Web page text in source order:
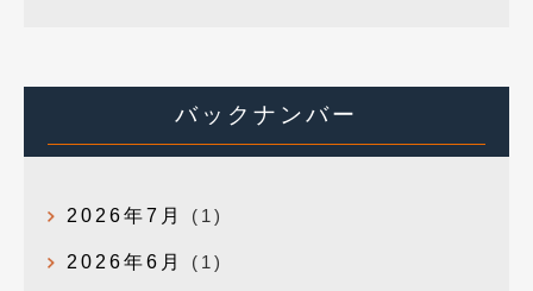
バックナンバー
2026年7月 (1)
2026年6月 (1)